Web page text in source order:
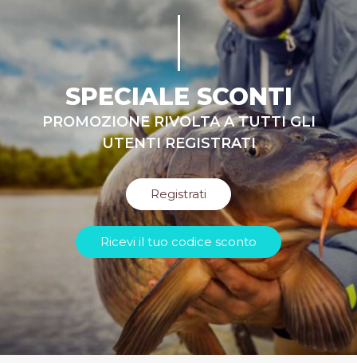
SPECIALE SCONTI
PROMOZIONE RIVOLTA A TUTTI GLI
UTENTI REGISTRATI
Registrati
Ricevi il tuo codice sconto